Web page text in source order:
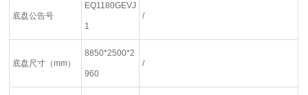
底盘公告号
EQ1180GEVJ
1
/
底盘尺寸（mm）
8850*2500*2
960
/